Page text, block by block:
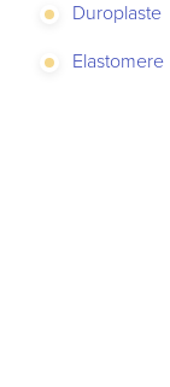
Duroplaste
Elastomere